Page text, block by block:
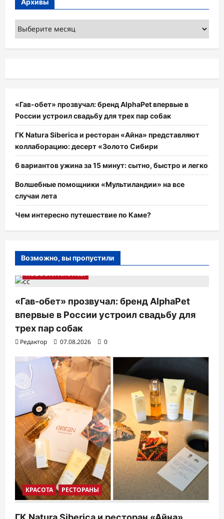
Архивы
«Гав-обет» прозвучал: бренд AlphaPet впервые в
России устроил свадьбу для трех пар собак
ГК Natura Siberica и ресторан «Айна» представляют
коллаборацию: десерт «Золото Сибири
6 вариантов ужина за 15 минут: сытно, быстро и легко
Волшебные помощники «Мультиландии» на все
случаи лета
Чем интересно путешествие по Каме?
Возможно, вы пропустили
НОВОСТИ АНОНСЫ
«Гав-обет» прозвучал: бренд AlphaPet
впервые в России устроил свадьбу для
трех пар собак
Редактор 07.08.2026 0
КРАСОТА РЕСТОРАНЫ